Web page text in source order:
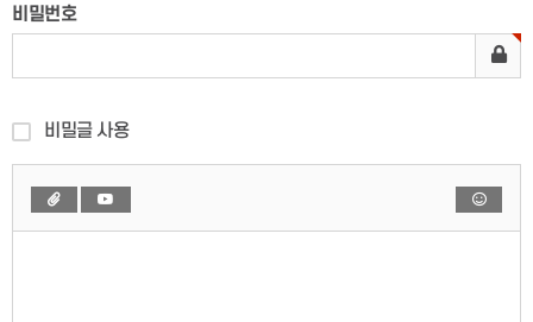
비밀번호
비밀글 사용